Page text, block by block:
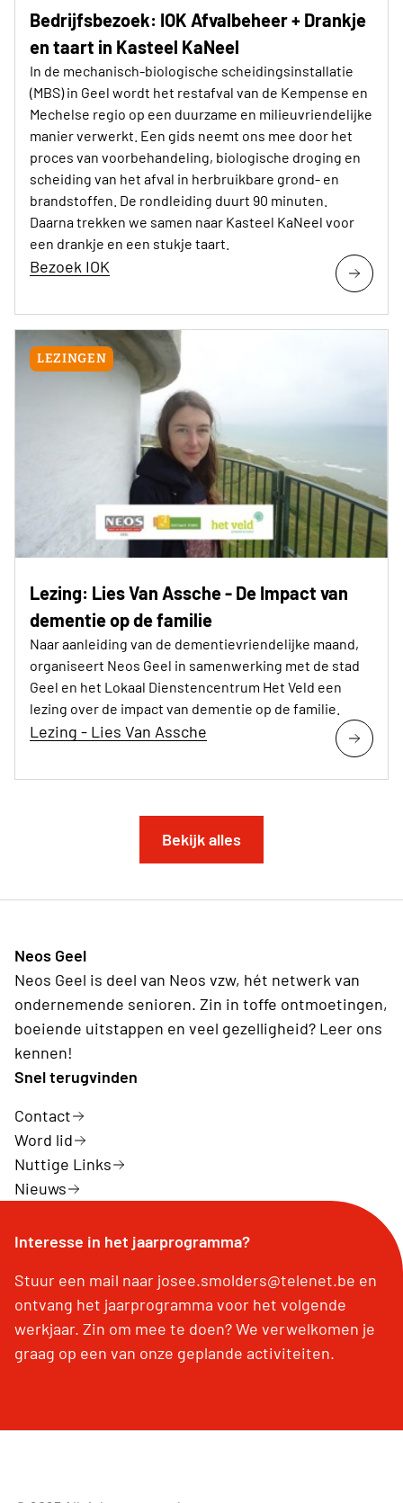
Bedrijfsbezoek: IOK Afvalbeheer + Drankje
en taart in Kasteel KaNeel
In de mechanisch-biologische scheidingsinstallatie
(MBS) in Geel wordt het restafval van de Kempense en
Mechelse regio op een duurzame en milieuvriendelijke
manier verwerkt. Een gids neemt ons mee door het
proces van voorbehandeling, biologische droging en
scheiding van het afval in herbruikbare grond- en
brandstoffen. De rondleiding duurt 90 minuten.
Daarna trekken we samen naar Kasteel KaNeel voor
een drankje en een stukje taart.
Bezoek IOK
LEZINGEN
Lezing: Lies Van Assche - De Impact van
dementie op de familie
Naar aanleiding van de dementievriendelijke maand,
organiseert Neos Geel in samenwerking met de stad
Geel en het Lokaal Dienstencentrum Het Veld een
lezing over de impact van dementie op de familie.
Lezing - Lies Van Assche
Bekijk alles
Neos Geel
Neos Geel is deel van Neos vzw, hét netwerk van
ondernemende senioren. Zin in toffe ontmoetingen,
boeiende uitstappen en veel gezelligheid? Leer ons
kennen!
Snel terugvinden
Contact
Word lid
Nuttige Links
Nieuws
Interesse in het jaarprogramma?
Stuur een mail naar josee.smolders@telenet.be en
ontvang het jaarprogramma voor het volgende
werkjaar. Zin om mee te doen? We verwelkomen je
graag op een van onze geplande activiteiten.